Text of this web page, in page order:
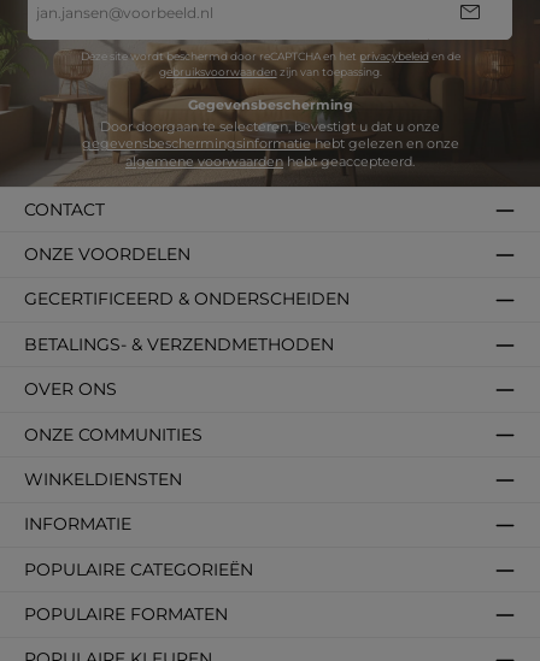
mailadres
*
Deze site wordt beschermd door reCAPTCHA en het privacybeleid en de
gebruiksvoorwaarden zijn van toepassing.
Gegevensbescherming
gegevensbeschermingsinformatie
algemene voorwaardenhebt geaccepteerd.
CONTACT
WINKELDIENSTEN
INFORMATIE
POPULAIRE CATEGORIEËN
POPULAIRE FORMATEN
BETALINGS- & VERZENDMETHODEN
OVER ONS
GECERTIFICEERD & ONDERSCHEIDEN
ONZE VOORDELEN
ONZE COMMUNITIES